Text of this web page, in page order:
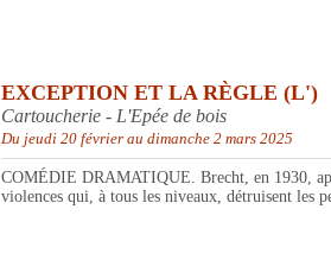
EXCEPTION ET LA RÈGLE (L')
Cartoucherie - L'Epée de bois
Du jeudi 20 février au dimanche 2 mars 2025
COMÉDIE DRAMATIQUE. Brecht, en 1930,
violences qui, à tous les niveaux, détruisent les